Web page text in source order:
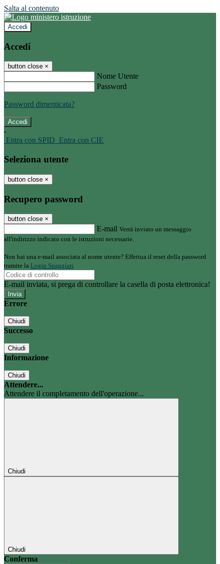
Salta al contenuto
Accedi
Accedi
button close ×
Nome Utente
Password
Password dimenticata?
-
Entra con SPID Entra con CIE
Seleziona utente
button close ×
Recupero password
button close ×
E-mail Verrà inviato un messaggio
all'indirizzo indicato con le istruzioni necessarie.
Non hai una e-mail associata al nome utente? Effettua il reset della password
tramite la Login Spaggiari
E-mail inviata, si prega di controllare la casella di posta elettronica!
Errore
Chiudi
Successo
Chiudi
Informazione
Chiudi
Attendere...
Attendere il completamento dell'operazione...
Chiudi
Chiudi
Conferma